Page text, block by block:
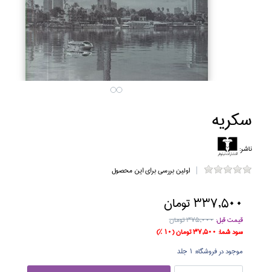
سكريه
ناشر:
اولین بررسی برای این محصول
337,500 تومان
قیمت قبل: 375,000 تومان
سود شما: 37,500 تومان
(10 %)
موجود در فروشگاه: 1 جلد